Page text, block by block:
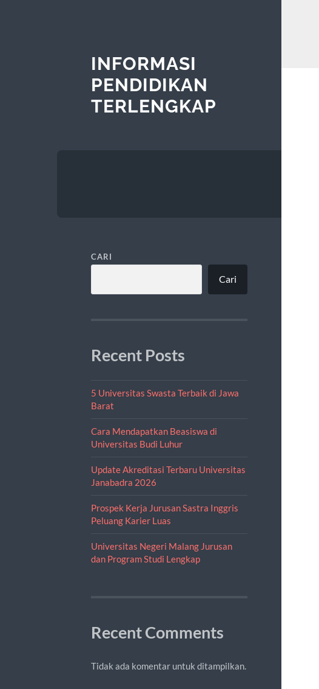
INFORMASI
PENDIDIKAN
TERLENGKAP
CARI
Cari
Recent Posts
5 Universitas Swasta Terbaik di Jawa
Barat
Cara Mendapatkan Beasiswa di
Universitas Budi Luhur
Update Akreditasi Terbaru Universitas
Janabadra 2026
Prospek Kerja Jurusan Sastra Inggris
Peluang Karier Luas
Universitas Negeri Malang Jurusan
dan Program Studi Lengkap
Recent Comments
Tidak ada komentar untuk ditampilkan.